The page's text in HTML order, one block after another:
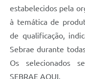
estabelecidos pela
à temática de
de qualificação,
Sebrae durante
Os selecionados
SEBRAE AQUI.